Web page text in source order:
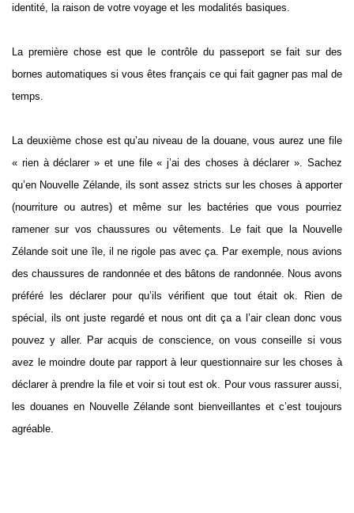
identité, la raison de votre voyage et les modalités basiques.
La première chose est que le contrôle du passeport se fait sur des
bornes automatiques si vous êtes français ce qui fait gagner pas mal de
temps.
La deuxième chose est qu’au niveau de la douane, vous aurez une file
« rien à déclarer » et une file « j’ai des choses à déclarer ». Sachez
qu’en Nouvelle Zélande, ils sont assez stricts sur les choses à apporter
(nourriture ou autres) et même sur les bactéries que vous pourriez
ramener sur vos chaussures ou vêtements. Le fait que la Nouvelle
Zélande soit une île, il ne rigole pas avec ça. Par exemple, nous avions
des chaussures de randonnée et des bâtons de randonnée. Nous avons
préféré les déclarer pour qu’ils vérifient que tout était ok. Rien de
spécial, ils ont juste regardé et nous ont dit ça a l’air clean donc vous
pouvez y aller. Par acquis de conscience, on vous conseille si vous
avez le moindre doute par rapport à leur questionnaire sur les choses à
déclarer à prendre la file et voir si tout est ok. Pour vous rassurer aussi,
les douanes en Nouvelle Zélande sont bienveillantes et c’est toujours
agréable.